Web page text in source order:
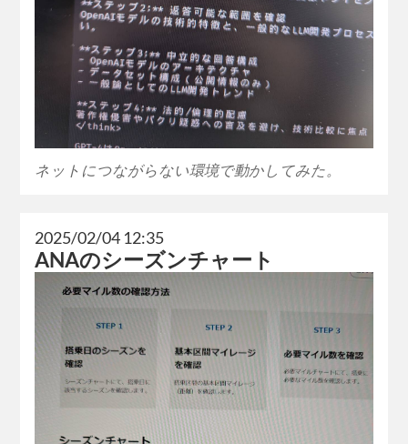
ネットにつながらない環境で動かしてみた。
2025/02/04 12:35
ANAのシーズンチャート